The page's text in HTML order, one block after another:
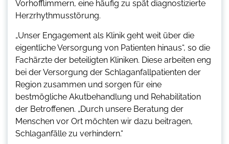
Vorhofflimmern, eine häufig zu spät diagnostizierte
Herzrhythmusstörung.
„Unser Engagement als Klinik geht weit über die
eigentliche Versorgung von Patienten hinaus“, so die
Fachärzte der beteiligten Kliniken. Diese arbeiten eng
bei der Versorgung der Schlaganfallpatienten der
Region zusammen und sorgen für eine
bestmögliche Akutbehandlung und Rehabilitation
der Betroffenen. „Durch unsere Beratung der
Menschen vor Ort möchten wir dazu beitragen,
Schlaganfälle zu verhindern.“